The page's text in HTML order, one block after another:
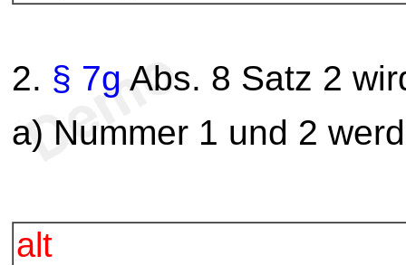
2. § 7g Abs. 8 Satz 2
a) Nummer 1 und 2
alt